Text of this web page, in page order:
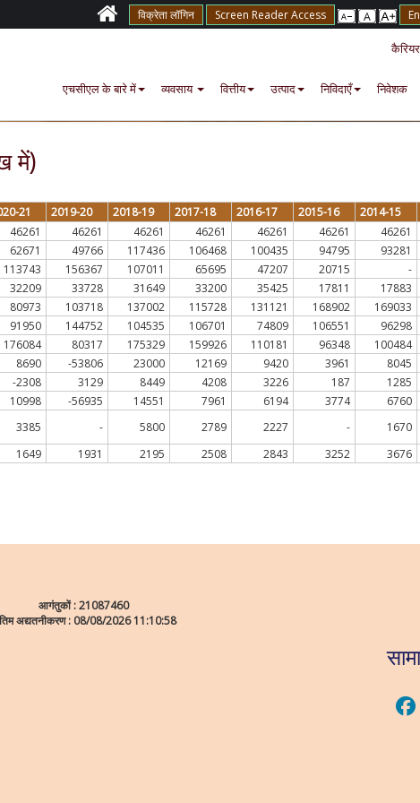
विक्रेता लॉगिन Screen Reader Access
कैरियर
एचसीएल के बारे में व्यवसाय वित्तीय उत्पाद निविदाएँ निवेशक
में)
21 2019-20 2018-19 2017-18 2016-17 2015-16 2014-15
46261 46261 46261 46261 46261 46261 46261
62671 49766 117436 106468 100435 94795 93281
113743 156367 107011 65695 47207 20715 -
32209 33728 31649 33200 35425 17811 17883
80973 103718 137002 115728 131121 168902 169033
91950 144752 104535 106701 74809 106551 96298
176084 80317 175329 159926 110181 96348 100484
8690 -53806 23000 12169 9420 3961 8045
-2308 3129 8449 4208 3226 187 1285
10998 -56935 14551 7961 6194 3774 6760
3385 - 5800 2789 2227 - 1670
1649 1931 2195 2508 2843 3252 3676
आगंतुकों :21087460
अद्यतनीकरण : 08/08/2026 11:10:58